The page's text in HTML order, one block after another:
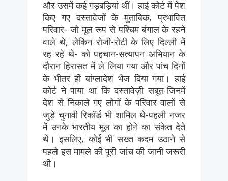
और उसमें कई गड़बड़ियां थीं। हाई कोर्ट में पेश
किए गए दस्तावेजों के मुताबिक, प्रभावित
परिवार- जो मूल रूप से पश्चिम बंगाल के रहने
वाले थे, लेकिन रोजी-रोटी के लिए दिल्ली में
रह रहे थे- को पहचान-सत्यापन अभियान के
दौरान हिरासत में ले लिया गया और पांच दिनों
के भीतर ही बांग्लादेश भेज दिया गया। हाई
कोर्ट ने पाया था कि दस्तावेज़ी सबूत-जिनमें
देश से निकाले गए लोगों के परिवार वालों से
जुड़े चुनावी रिकॉर्ड भी शामिल थे-पहली नजर
में उनके भारतीय मूल का होने का संकेत देते
थे। इसलिए, कोई भी सख्त कदम उठाने से
पहले इस मामले की पूरी जांच की जानी जरूरी
थी।